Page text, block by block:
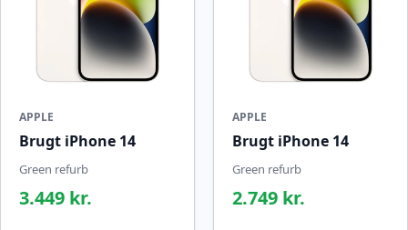
APPLE
Brugt iPhone 14
Green refurb
3.449 kr.
APPLE
Brugt iPhone 14
Green refurb
2.749 kr.